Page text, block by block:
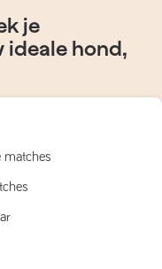
je
hond,
matches